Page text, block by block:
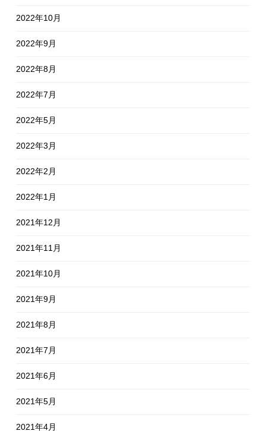
2022年10月
2022年9月
2022年8月
2022年7月
2022年5月
2022年3月
2022年2月
2022年1月
2021年12月
2021年11月
2021年10月
2021年9月
2021年8月
2021年7月
2021年6月
2021年5月
2021年4月